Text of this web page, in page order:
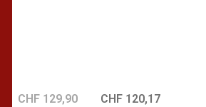
CHF 120,17
CHF 129,90